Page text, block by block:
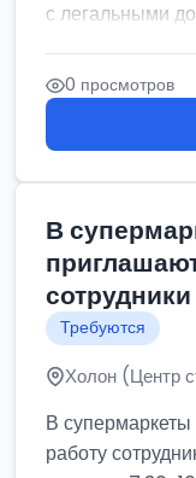
с легальными
0 просмотров
В
Требуются
Холон (Центр
В
работу